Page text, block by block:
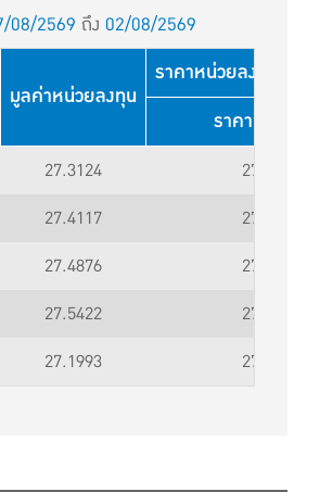
08/2569 ถึง 02/08/2569
มูลค่าหน่วยลงทุน
ราคาหน่วยลงทุนใช้ส
ราคาขาย (บา
27.3124
27.3125
27.4117
27.4118
27.4876
27.4877
27.5422
27.5423
27.1993 27.1994